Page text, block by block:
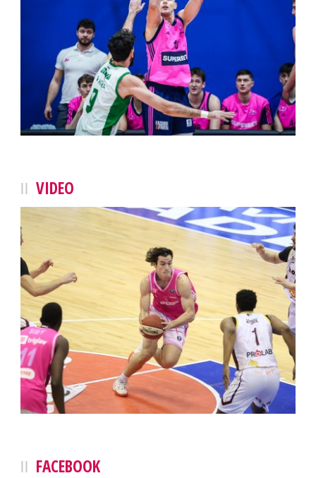
VIDEO
FACEBOOK